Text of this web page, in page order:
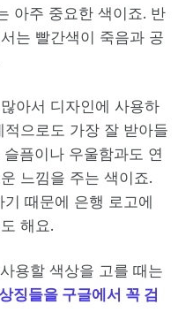
아주 중요한 색이죠. 반
는 빨간색이 죽음과 공
아서 디자인에 사용하
으로도 가장 잘 받아들
픔이나 우울함과도 연
느낌을 주는 색이죠.
때문에 은행 로고에
해요.
용할 색상을 고를 때는
징들을 구글에서 꼭 검